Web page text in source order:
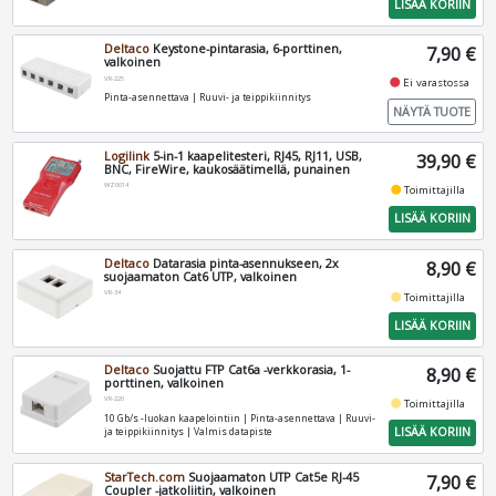
LISÄÄ KORIIN
Deltaco Keystone-pintarasia, 6-porttinen,
valkoinen
VR-225
Pinta-asennettava | Ruuvi- ja teippikiinnitys
7,90 €
fiber_manual_record Ei varastossa
NÄYTÄ TUOTE
Logilink5-in-1 kaapelitesteri, RJ45, RJ11, USB,
BNC, FireWire, kaukosäätimellä, punainen
WZ0014
39,90 €
fiber_manual_recordToimittajilla
LISÄÄ KORIIN
Deltaco Datarasia pinta-asennukseen, 2x
suojaamaton Cat6 UTP, valkoinen
VR-34
8,90 €
fiber_manual_recordToimittajilla
LISÄÄ KORIIN
Deltaco Suojattu FTP Cat6a -verkkorasia, 1-
porttinen, valkoinen
VR-220
10 Gb/s -luokan kaapelointiin | Pinta-asennettava | Ruuvi-
ja teippikiinnitys | Valmis datapiste
8,90 €
fiber_manual_recordToimittajilla
LISÄÄ KORIIN
StarTech.com Suojaamaton UTP Cat5e RJ-45
Coupler -jatkoliitin, valkoinen
7,90 €